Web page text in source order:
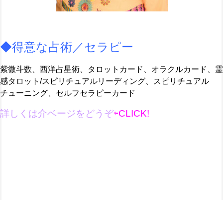
◆得意な占術／セラピー
紫微斗数、西洋占星術、タロットカード、オラクルカード、霊
感タロット/スピリチュアルリーディング、スピリチュアル
チューニング、セルフセラピーカード
詳しくは介ベージを どうぞ⇦CLICK!